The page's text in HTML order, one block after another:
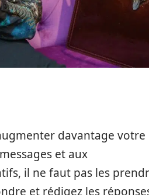
davantage votre
et aux
il ne faut pas les
et rédigez les